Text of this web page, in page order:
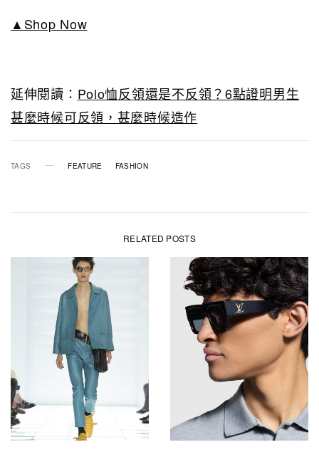
▲Shop Now
延伸閱讀： Polo恤反領還是不反領？6點證明男生
甚麼時候可反領，甚麼時候造作
TAGS FEATURE FASHION
RELATED POSTS